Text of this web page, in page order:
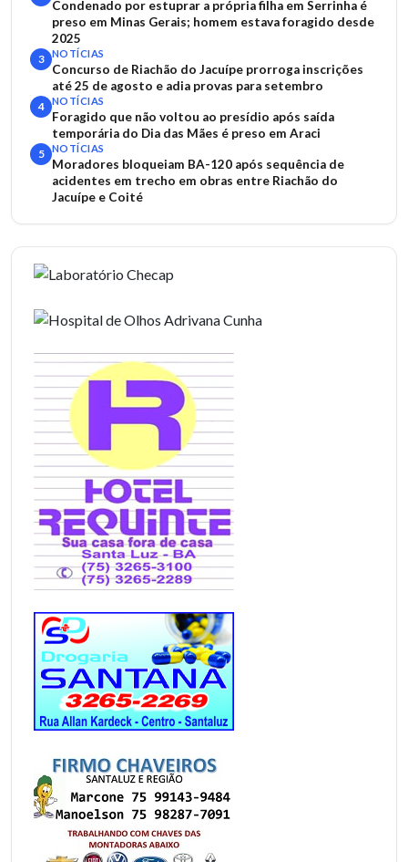
Condenado por estuprar a própria filha em Serrinha é
preso em Minas Gerais; homem estava foragido desde
2025
3 NOTÍCIAS
Concurso de Riachão do Jacuípe prorroga inscrições
até 25 de agosto e adia provas para setembro
4 NOTÍCIAS
Foragido que não voltou ao presídio após saída
temporária do Dia das Mães é preso em Araci
5 NOTÍCIAS
Moradores bloqueiam BA-120 após sequência de
acidentes em trecho em obras entre Riachão do
Jacuípe e Coité